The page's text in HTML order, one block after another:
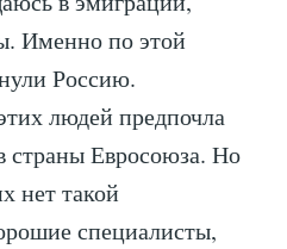
Именно по этой
Россию.
людей предпочла
страны Евросоюза. Но
нет такой
специалисты,